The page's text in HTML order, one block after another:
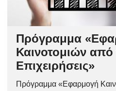
Πρόγραμμα
Καινοτομιών από
Επιχειρήσεις»
Πρόγραμμα «Εφαρμογή